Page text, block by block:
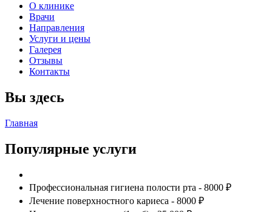
О клинике
Врачи
Направления
Услуги и цены
Галерея
Отзывы
Контакты
Вы здесь
Главная
Популярные услуги
Профессиональная гигиена полости рта - 8000 ₽
Лечение поверхностного кариеса - 8000 ₽